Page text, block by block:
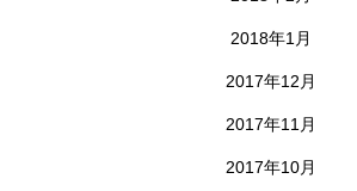
2018年1月
2017年12月
2017年11月
2017年10月